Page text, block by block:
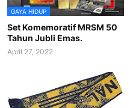
GAYA HIDUP
Set Komemoratif MRSM 50
Tahun Jubli Emas.
April 27, 2022